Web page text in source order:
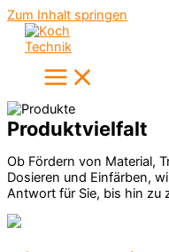
Zum Inhalt springen
Produktvielfalt
Ob Fördern von Material,
Dosieren und Einfärben,
Antwort für Sie, bis hin zu